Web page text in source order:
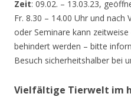
Zeit: 09.02. – 13.03.23,
Fr. 8.30 – 14.00 Uhr und nach
oder Seminare kann
behindert werden – bitte
Besuch sicherheitshalber bei
Vielfältige Tierwelt im